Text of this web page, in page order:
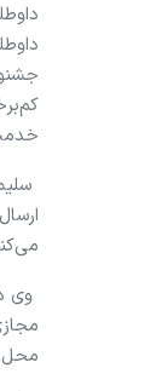
وی
محل